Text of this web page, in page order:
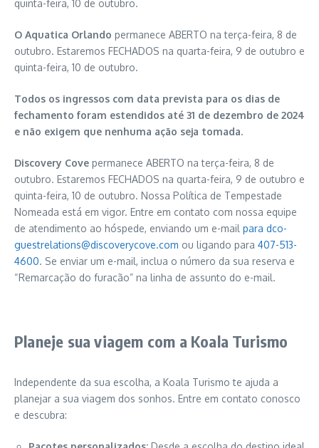
quinta-feira, 10 de outubro.
O Aquatica Orlando permanece ABERTO na terça-feira, 8 de
outubro. Estaremos FECHADOS na quarta-feira, 9 de outubro e
quinta-feira, 10 de outubro.
Todos os ingressos com data prevista para os dias de
fechamento foram estendidos até 31 de dezembro de 2024
e não exigem que nenhuma ação seja tomada.
Discovery Cove permanece ABERTO na terça-feira, 8 de
outubro. Estaremos FECHADOS na quarta-feira, 9 de outubro e
quinta-feira, 10 de outubro. Nossa Política de Tempestade
Nomeada está em vigor. Entre em contato com nossa equipe
de atendimento ao hóspede, enviando um e-mail para dco-
guestrelations@discoverycove.com ou ligando para 407-513-
4600. Se enviar um e-mail, inclua o número da sua reserva e
“Remarcação do furacão” na linha de assunto do e-mail.
Planeje sua viagem com a Koala Turismo
Independente da sua escolha, a Koala Turismo te ajuda a
planejar a sua viagem dos sonhos. Entre em contato conosco
e descubra: